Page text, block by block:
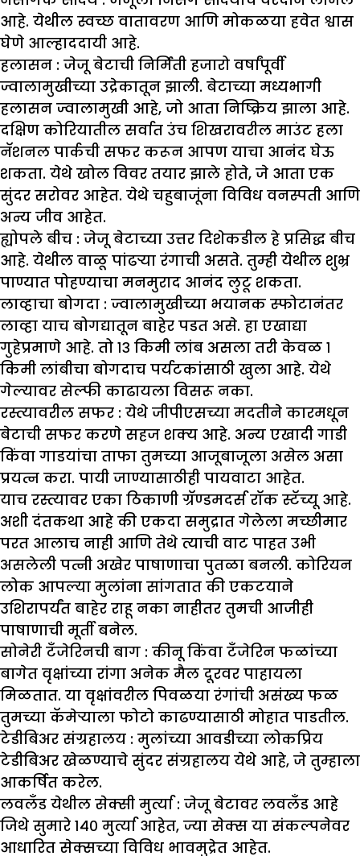
आहे. येथील स्वच्छ वातावरण आणि मोकळया हवेत श्वास
घेणे आल्हाददायी आहे.
हलासन : जेजू बेटाची निर्मिती हजारो वर्षांपूर्वी
ज्वालामुखीच्या उद्रेकातून झाली. बेटाच्या मध्यभागी
हलासन ज्वालामुखी आहे, जो आता निष्क्रिय झाला आहे.
दक्षिण कोरियातील सर्वात उंच शिखरावरील माउंट हला
नॅशनल पार्कची सफर करून आपण याचा आनंद घेऊ
शकता. येथे खोल विवर तयार झाले होते, जे आता एक
सुंदर सरोवर आहेत. येथे चहुबाजूंना विविध वनस्पती आणि
अन्य जीव आहेत.
ह्योपले बीच : जेजू बेटाच्या उत्तर दिशेकडील हे प्रसिद्ध बीच
आहे. येथील वाळू पांढऱ्या रंगाची असते. तुम्ही येथील शुभ्र
पाण्यात पोहण्याचा मनमुराद आनंद लुटू शकता.
लाव्हाचा बोगदा : ज्वालामुखीच्या भयानक स्फोटानंतर
लाव्हा याच बोगद्यातून बाहेर पडत असे. हा एखाद्या
गुहेप्रमाणे आहे. तो १३ किमी लांब असला तरी केवळ १
किमी लांबीचा बोगदाच पर्यटकांसाठी खुला आहे. येथे
गेल्यावर सेल्फी काढायला विसरू नका.
रस्त्यावरील सफर : येथे जीपीएसच्या मदतीने कारमधून
बेटाची सफर करणे सहज शक्य आहे. अन्य एखादी गाडी
किंवा गाडयांचा ताफा तुमच्या आजूबाजूला असेल असा
प्रयत्न करा. पायी जाण्यासाठीही पायवाटा आहेत.
याच रस्त्यावर एका ठिकाणी ग्रॅण्डमदर्स रॉक स्टॅच्यू आहे.
अशी दंतकथा आहे की एकदा समुद्रात गेलेला मच्छीमार
परत आलाच नाही आणि तेथे त्याची वाट पाहत उभी
असलेली पत्नी अखेर पाषाणाचा पुतळा बनली. कोरियन
लोक आपल्या मुलांना सांगतात की एकटयाने
उशिरापर्यंत बाहेर राहू नका नाहीतर तुमची आजीही
पाषाणाची मूर्ती बनेल.
सोनेरी टँजेरिनची बाग : कीनू किंवा टँजेरिन फळांच्या
बागेत वृक्षांच्या रांगा अनेक मैल दूरवर पाहायला
मिळतात. या वृक्षांवरील पिवळया रंगांची असंख्य फळ
तुमच्या कॅमेऱ्याला फोटो काढण्यासाठी मोहात पाडतील.
टेडीबिअर संग्रहालय : मुलांच्या आवडीच्या लोकप्रिय
टेडीबिअर खेळण्याचे सुंदर संग्रहालय येथे आहे, जे तुम्हाला
आकर्षित करेल.
लवलँड येथील सेक्सी मुर्त्या : जेजू बेटावर लवलँड आहे
जिथे सुमारे १४० मुर्त्या आहेत, ज्या सेक्स या संकल्पनेवर
आधारित सेक्सच्या विविध भावमुद्रेत आहेत.